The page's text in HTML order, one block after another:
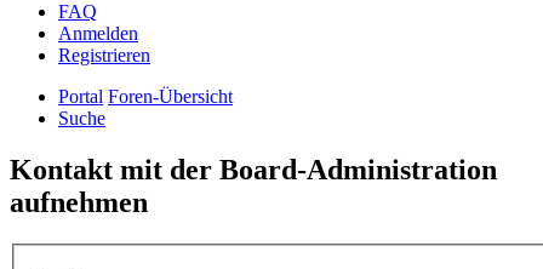
FAQ
Anmelden
Registrieren
Portal Foren-Übersicht
Suche
Kontakt mit der Board-Administration
aufnehmen